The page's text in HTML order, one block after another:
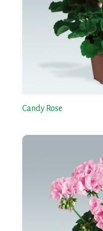
Candy Rose